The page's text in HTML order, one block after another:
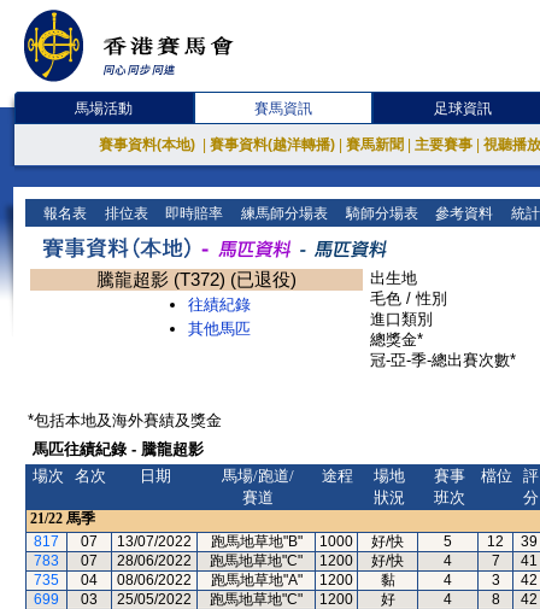
馬場活動 賽馬資訊 足球資訊
賽事資料(本地) 賽事資料(越洋轉播) 賽馬新聞 主要賽事 視聽播
報名表 排位表 即時賠率 練馬師分場表 騎師分場表 參考資料 統
騰龍超影 (T372) (已退役)
往績紀錄
其他馬匹
出生地
毛色 / 性別
進口類別
總獎金*
冠-亞-季-總出賽次數*
*包括本地及海外賽績及獎金
馬匹往績紀錄 - 騰龍超影
場次
名次 日期
馬場/跑道/
賽道
途程
場地
狀況
賽事
班次
檔位
評
分
21/22 馬季
817
07 13/07/2022 跑馬地草地"B" 1000 好/快 5 12
39
783
07 28/06/2022 跑馬地草地"C" 1200 好/快 4 7
41
735
04 08/06/2022 跑馬地草地"A" 1200 黏 4 3
42
699
03 25/05/2022 跑馬地草地"C" 1200 好 4 8
42